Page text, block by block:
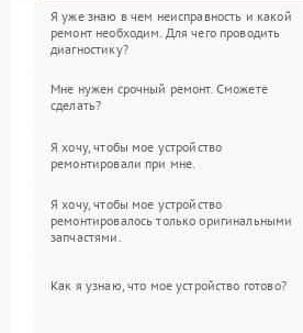
Я уже знаю в чем неисправность и какой
ремонт необходим. Для чего проводить
диагностику?
Мне нужен срочный ремонт. Сможете
сделать?
Я хочу, чтобы мое устройство
ремонтировали при мне.
Я хочу, чтобы мое устройство
ремонтировалось только оригинальными
запчастями.
Как я узнаю, что мое устройство готово?